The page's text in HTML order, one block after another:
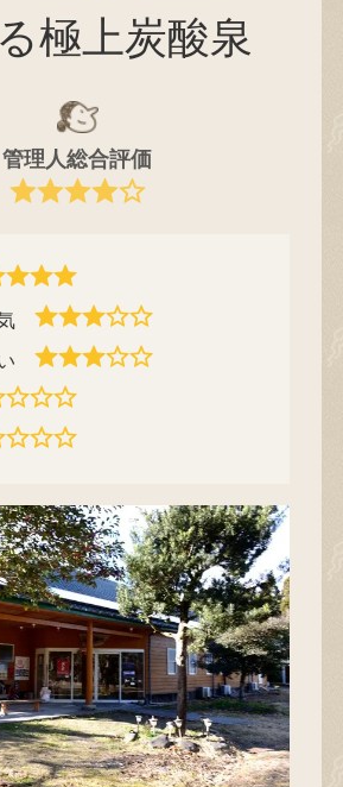
極上炭酸泉
管理人総合評価
気
い